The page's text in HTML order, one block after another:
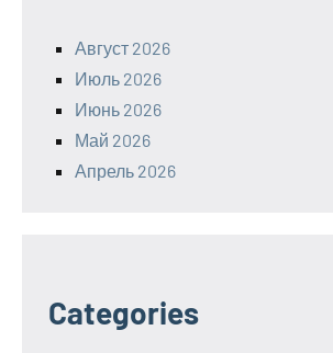
Август 2026
Июль 2026
Июнь 2026
Май 2026
Апрель 2026
Categories